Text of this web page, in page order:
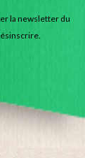
la newsletter du